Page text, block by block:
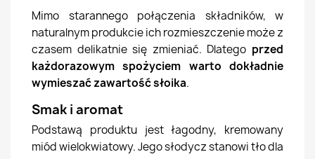
Mimo starannego połączenia składników, w
naturalnym produkcie ich rozmieszczenie może z
czasem delikatnie się zmieniać. Dlatego przed
każdorazowym spożyciem warto dokładnie
wymieszać zawartość słoika.
Smak i aromat
Podstawą produktu jest łagodny, kremowany
miód wielokwiatowy. Jego słodycz stanowi tło dla